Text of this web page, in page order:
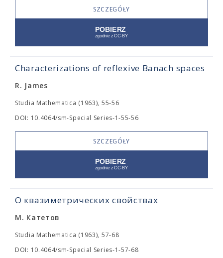
SZCZEGÓŁY
Characterizations of reflexive Banach spaces
R. James
Studia Mathematica (1963), 55-56
DOI: 10.4064/sm-Special Series-1-55-56
SZCZEGÓŁY
О квазиметрических свойствах
М. Катетов
Studia Mathematica (1963), 57-68
DOI: 10.4064/sm-Special Series-1-57-68